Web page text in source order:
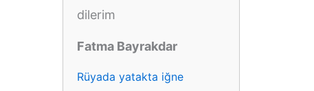
dilerim
Fatma Bayrakdar
Rüyada yatakta iğne